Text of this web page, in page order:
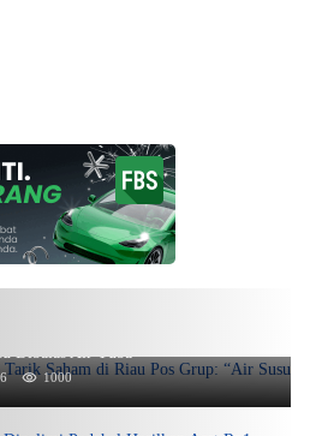
Siap Tarik Saham di Riau Pos
1000